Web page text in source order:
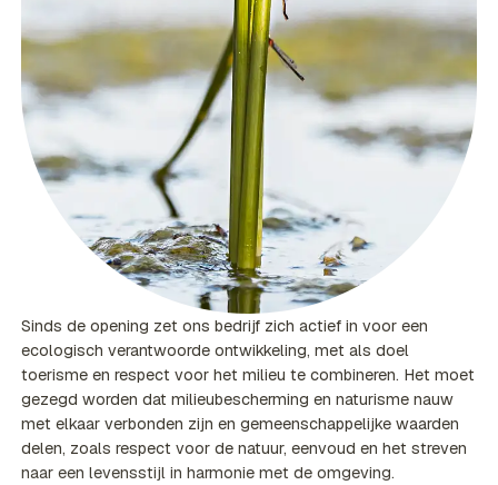
Sinds de opening zet ons bedrijf zich actief in voor een
ecologisch verantwoorde ontwikkeling, met als doel
toerisme en respect voor het milieu te combineren. Het moet
gezegd worden dat milieubescherming en naturisme nauw
met elkaar verbonden zijn en gemeenschappelijke waarden
delen, zoals respect voor de natuur, eenvoud en het streven
naar een levensstijl in harmonie met de omgeving.